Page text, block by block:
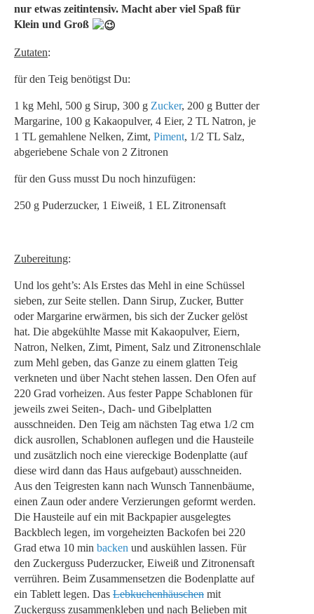
nur etwas zeitintensiv. Macht aber viel Spaß für
Klein und Groß
Zutaten:
für den Teig benötigst Du:
1 kg Mehl, 500 g Sirup, 300 g Zucker, 200 g Butter der
Margarine, 100 g Kakaopulver, 4 Eier, 2 TL Natron, je
1 TL gemahlene Nelken, Zimt, Piment, 1/2 TL Salz,
abgeriebene Schale von 2 Zitronen
für den Guss musst Du noch hinzufügen:
250 g Puderzucker, 1 Eiweiß, 1 EL Zitronensaft
Zubereitung:
Und los geht’s: Als Erstes das Mehl in eine Schüssel
sieben, zur Seite stellen. Dann Sirup, Zucker, Butter
oder Margarine erwärmen, bis sich der Zucker gelöst
hat. Die abgekühlte Masse mit Kakaopulver, Eiern,
Natron, Nelken, Zimt, Piment, Salz und Zitronenschlale
zum Mehl geben, das Ganze zu einem glatten Teig
verkneten und über Nacht stehen lassen. Den Ofen auf
220 Grad vorheizen. Aus fester Pappe Schablonen für
jeweils zwei Seiten-, Dach- und Gibelplatten
ausschneiden. Den Teig am nächsten Tag etwa 1/2 cm
dick ausrollen, Schablonen auflegen und die Hausteile
und zusätzlich noch eine viereckige Bodenplatte (auf
diese wird dann das Haus aufgebaut) ausschneiden.
Aus den Teigresten kann nach Wunsch Tannenbäume,
einen Zaun oder andere Verzierungen geformt werden.
Die Hausteile auf ein mit Backpapier ausgelegtes
Backblech legen, im vorgeheizten Backofen bei 220
Grad etwa 10 min backen und auskühlen lassen. Für
den Zuckerguss Puderzucker, Eiweiß und Zitronensaft
verrühren. Beim Zusammensetzen die Bodenplatte auf
ein Tablett legen. Das Lebkuchenhäuschen mit
Zuckerguss zusammenkleben und nach Belieben mit